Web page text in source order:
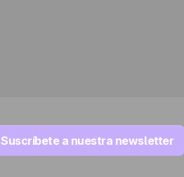
Suscríbete a nuestra newsletter